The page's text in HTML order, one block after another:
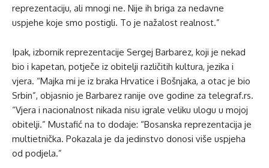
reprezentaciju, ali mnogi ne. Nije ih briga za nedavne
uspjehe koje smo postigli. To je nažalost realnost.”
Ipak, izbornik reprezentacije Sergej Barbarez, koji je nekad
bio i kapetan, potječe iz obitelji različitih kultura, jezika i
vjera. “Majka mi je iz braka Hrvatice i Bošnjaka, a otac je bio
Srbin”, objasnio je Barbarez ranije ove godine za telegraf.rs.
“Vjera i nacionalnost nikada nisu igrale veliku ulogu u mojoj
obitelji.” Mustafić na to dodaje: “Bosanska reprezentacija je
multietnička. Pokazala je da jedinstvo donosi više uspjeha
od podjela.”